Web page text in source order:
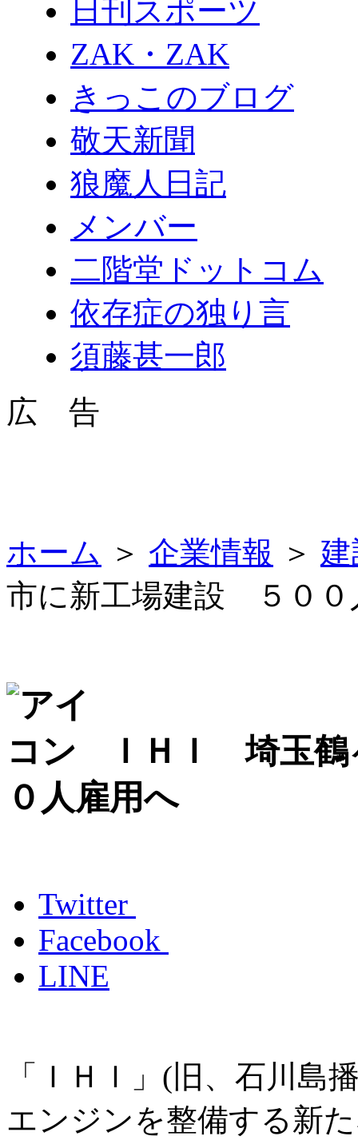
日刊スポーツ
ZAK・ZAK
きっこのブログ
敬天新聞
狼魔人日記
メンバー
二階堂ドットコム
依存症の独り言
須藤甚一郎
広 告
ホーム ＞ 企業情報 ＞
市に新工場建設 ５００
ＩＨＩ 埼玉
０人雇用へ
Twitter
Facebook
LINE
「ＩＨＩ」(旧、石川島
エンジンを整備する新